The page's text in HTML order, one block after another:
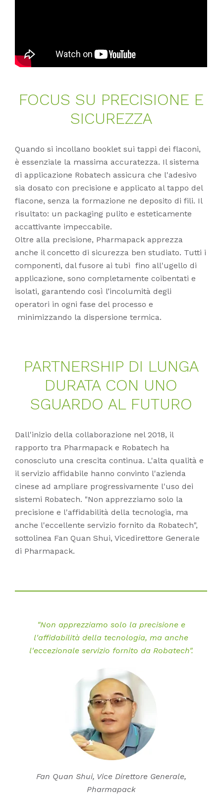
FO­CUS SU PRE­CI­SIO­NE E
SI­CU­REZ­ZA
Quando si incollano booklet sui tappi dei flaconi,
è essenziale la massima accuratezza. Il sistema
di applicazione Robatech assicura che l'adesivo
sia dosato con precisione e applicato al tappo del
flacone, senza la formazione ne deposito di fili. Il
risultato: un packaging pulito e esteticamente
accattivante impeccabile.
Oltre alla precisione, Pharmapack apprezza
anche il concetto di sicurezza ben studiato. Tutti i
componenti, dal fusore ai tubi fino all'ugello di
applicazione, sono completamente coibentati e
isolati, garantendo così l’incolumità degli
operatori in ogni fase del processo e
minimizzando la dispersione termica.
PART­NERSHIP DI LUN­GA
DU­RA­TA CON UNO
SGUAR­DO AL FU­TURO
Dall'inizio della collaborazione nel 2018, il
rapporto tra Pharmapack e Robatech ha
conosciuto una crescita continua. L'alta qualità e
il servizio affidabile hanno convinto l'azienda
cinese ad ampliare progressivamente l'uso dei
sistemi Robatech. "Non apprezziamo solo la
precisione e l'affidabilità della tecnologia, ma
anche l'eccellente servizio fornito da Robatech",
sottolinea Fan Quan Shui, Vicedirettore Generale
di Pharmapack.
"Non apprezziamo solo la precisione e
l'affidabilità della tecnologia, ma anche
l'eccezionale servizio fornito da Robatech".
Fan Quan Shui, Vice Direttore Generale,
Pharmapack